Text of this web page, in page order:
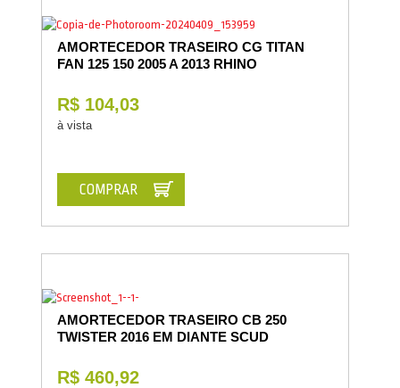
AMORTECEDOR TRASEIRO CG TITAN
FAN 125 150 2005 A 2013 RHINO
R$ 104,03
à vista
COMPRAR
AMORTECEDOR TRASEIRO CB 250
TWISTER 2016 EM DIANTE SCUD
R$ 460,92